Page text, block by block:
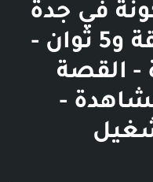
في جدة
(( جديد )) - 35 دقيقة و5 ثوان -
- القصة
ألف مشاهدة -
تشغيل